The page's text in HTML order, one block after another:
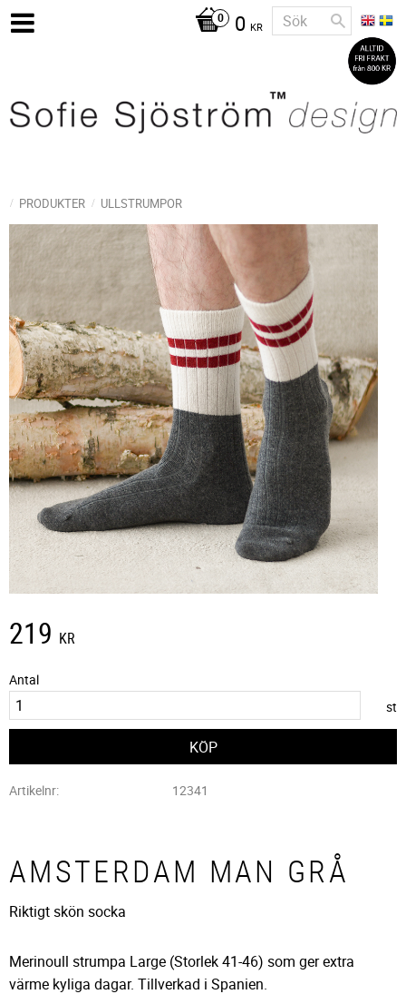
0 KR
PRODUKTER ULLSTRUMPOR
219 KR
Antal
st
Artikelnr 12341
AMSTERDAM MAN GRÅ
Riktigt skön socka
Merinoull strumpa Large (Storlek 41-46) som ger extra
värme kyliga dagar. Tillverkad i Spanien.